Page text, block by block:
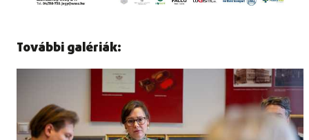
További galériák: